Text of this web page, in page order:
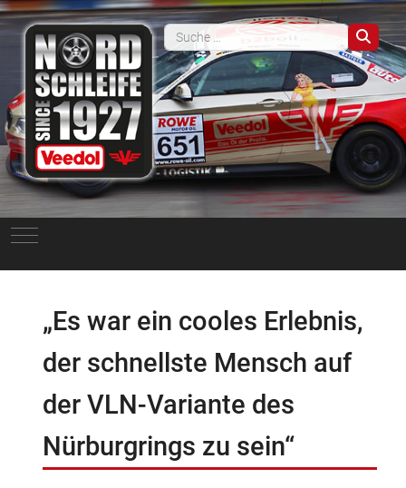
Mobile Menu Toggle
„Es war ein cooles Erlebnis,
der schnellste Mensch auf
der VLN-Variante des
Nürburgrings zu sein“